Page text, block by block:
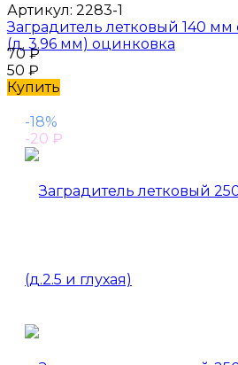
Артикул: 2283-1
Заградитель летковый 140 мм
(д. 3.96 мм) оцинковка
70₽
50 ₽
Купить
-18%
-20 ₽